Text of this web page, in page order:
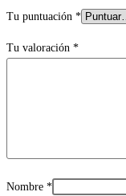
Tu puntuación *
Tu valoración *
Nombre *